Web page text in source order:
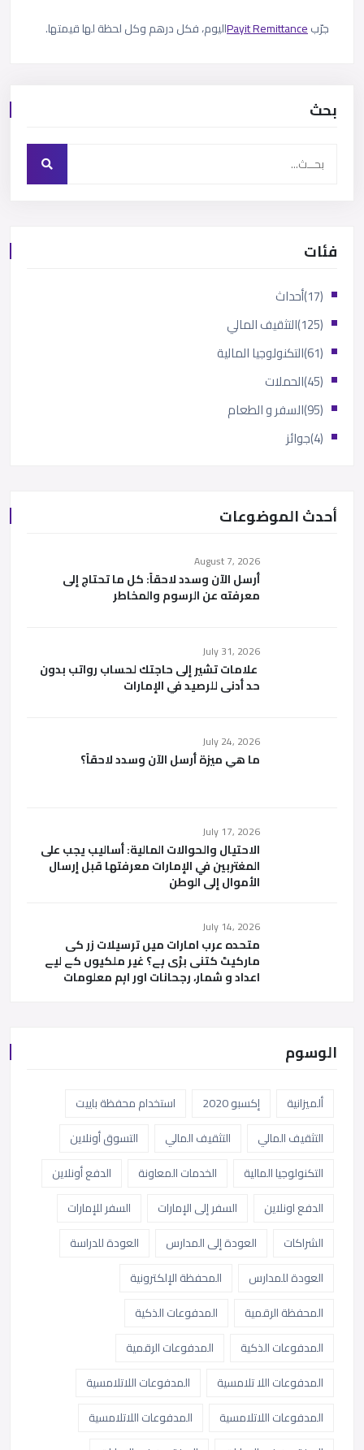
جرّبPayit Remittanceاليوم، فكل درهم وكل لحظة لها قيمتها.
بحث
فئات
أحداث
(17)
التثقيف المالي
(125)
التكنولوجيا المالية
(61)
الحملات
(45)
السفر و الطعام
(95)
جوائز (4)
أحدث الموضوعات
August 7, 2026
أرسل الآن وسدد لاحقاً: كل ما تحتاج إلى
معرفته عن الرسوم والمخاطر
July 31, 2026
علامات تشير إلى حاجتك لحساب رواتب بدون
حد أدنى للرصيد في الإمارات
July 24, 2026
ما هي ميزة أرسل الآن وسدد لاحقاً؟
July 17, 2026
الاحتيال والحوالات المالية: أساليب يجب على
المغتربين في الإمارات معرفتها قبل إرسال
الأموال إلى الوطن
July 14, 2026
متحدہ عرب امارات میں ترسیلات زر کی
مارکیٹ کتنی بڑی ہے؟ غیر ملکیوں کے لیے
اعداد و شمار، رجحانات اور اہم معلومات
الوسوم
ألميزانية إكسبو 2020
استخدام محفظة باييت
التثقيف المالي
التثقيف المالي
التسوق أونلاين
التكنولوجيا المالية
الخدمات المعاونة
الدفع أونلاين
الدفع اونلاين
السفر إلى الإمارات
السفر للإمارات
الشراكات
العودة إلى المدارس
العودة للدراسة
العودة للمدارس
المحفظة الإلكترونية
المحفظة الرقمية
المدفوعات الذكية
المدفوعات الذكية
المدفوعات الرقمية
المدفوعات اللا تلامسية
المدفوعات اللاتلامسية
المدفوعات اللاتلامسية
المدفوعات اللاتلامسية